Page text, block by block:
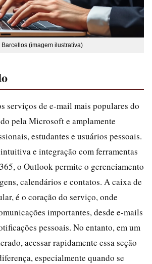
(imagem ilustrativa)
serviços de e-mail mais populares do
pela Microsoft e amplamente
estudantes e usuários pessoais.
e integração com ferramentas
o Outlook permite o gerenciamento
calendários e contatos. A caixa de
é o coração do serviço, onde
importantes, desde e-mails
pessoais. No entanto, em um
acessar rapidamente essa seção
especialmente quando se